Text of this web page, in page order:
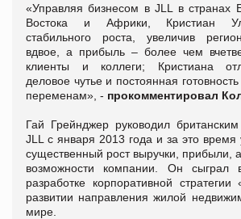
«Управляя бизнесом в JLL в странах
Востока и Африки, Кристиан
стабильного роста, увеличив
вдвое, а прибыль – более чем
клиенты и коллеги; Кристиана
деловое чутье и постоянная
переменам», - прокомментировал
Гай Грейнджер руководил
JLL с января 2013 года и за это время
существенный рост выручки, прибыли,
возможности компании. Он
разработке корпоративной
развитии направления жилой
мире.